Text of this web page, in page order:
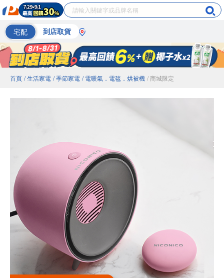
宅配 到店取貨
首頁 / 生活家電 / 季節家電 / 電暖氣．電毯．烘被機 / 商城限定